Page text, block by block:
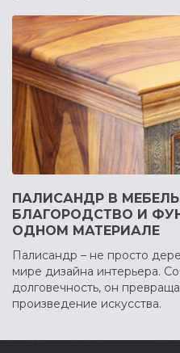
ПАЛИСАНДР В
БЛАГОРОДСТВО И
ОДНОМ МАТЕРИАЛЕ
Палисандр – не просто
мире дизайна интерьера.
долговечность, он
произведение искусства.